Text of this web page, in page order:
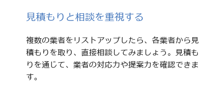
見積もりと相談を重視する
複数の業者をリストアップしたら、各業者から見
積もりを取り、直接相談してみましょう。見積も
りを通じて、業者の対応力や提案力を確認できま
す。